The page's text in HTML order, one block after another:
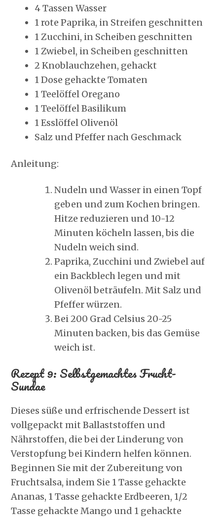
4 Tassen Wasser
1 rote Paprika, in Streifen geschnitten
1 Zucchini, in Scheiben geschnitten
1 Zwiebel, in Scheiben geschnitten
2 Knoblauchzehen, gehackt
1 Dose gehackte Tomaten
1 Teelöffel Oregano
1 Teelöffel Basilikum
1 Esslöffel Olivenöl
Salz und Pfeffer nach Geschmack
Anleitung:
Nudeln und Wasser in einen Topf
geben und zum Kochen bringen.
Hitze reduzieren und 10-12
Minuten köcheln lassen, bis die
Nudeln weich sind.
Paprika, Zucchini und Zwiebel auf
ein Backblech legen und mit
Olivenöl beträufeln. Mit Salz und
Pfeffer würzen.
Bei 200 Grad Celsius 20-25
Minuten backen, bis das Gemüse
weich ist.
Rezept 9: Selbstgemachtes Frucht-
Sundae
Dieses süße und erfrischende Dessert ist
vollgepackt mit Ballaststoffen und
Nährstoffen, die bei der Linderung von
Verstopfung bei Kindern helfen können.
Beginnen Sie mit der Zubereitung von
Fruchtsalsa, indem Sie 1 Tasse gehackte
Ananas, 1 Tasse gehackte Erdbeeren, 1/2
Tasse gehackte Mango und 1 gehackte